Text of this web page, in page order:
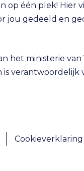
op één plek! Hier
jou gedeeld en
het ministerie van
verantwoordelijk
Cookieverklaring